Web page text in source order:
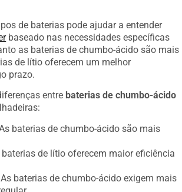
de baterias pode ajudar a entender
baseado nas necessidades específicas
as baterias de chumbo-ácido são mais
de lítio oferecem um melhor
prazo.
entre baterias de chumbo-ácido
: As baterias de chumbo-ácido são mais
baterias de lítio oferecem maior eficiência
: As baterias de chumbo-ácido exigem mais